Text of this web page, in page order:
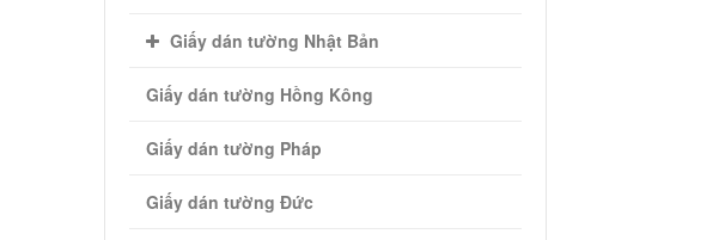
Giấy dán tường Nhật Bản
Giấy dán tường Hồng Kông
Giấy dán tường Pháp
Giấy dán tường Đức